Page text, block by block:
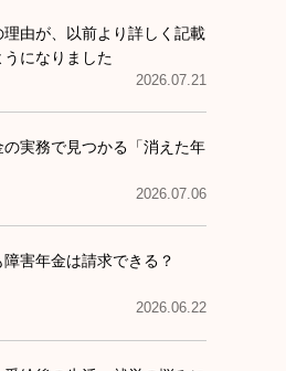
理由が、以前より詳しく記載
うになりました
2026.07.21
の実務で見つかる「消えた年
2026.07.06
害年金は請求できる？
2026.06.22